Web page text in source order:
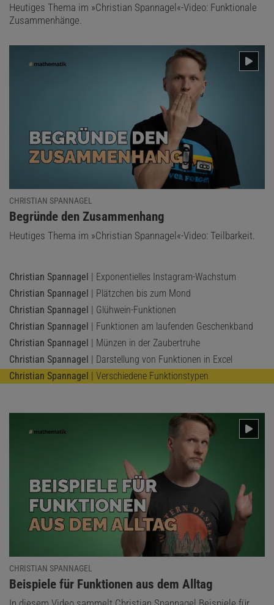
Heutiges Thema im »Christian Spannagel«-Video: Funktionale
Zusammenhänge.
CHRISTIAN SPANNAGEL
:
Begründe den Zusammenhang
Heutiges Thema im »Christian Spannagel«-Video: Teilbarkeit.
Christian Spannagel | Exponentielles Instagram-Wachstum
Christian Spannagel | Plätzchen bis zum Mond
Christian Spannagel | Glühwein-Funktionen
Christian Spannagel | Funktionen am laufenden Geschenkband
Christian Spannagel | Münzen in der Zaubertruhe
Christian Spannagel | Darstellung von Funktionen in Excel
Christian Spannagel | Verschiedene Funktionstypen
CHRISTIAN SPANNAGEL
:
Beispiele für Funktionen aus dem Alltag